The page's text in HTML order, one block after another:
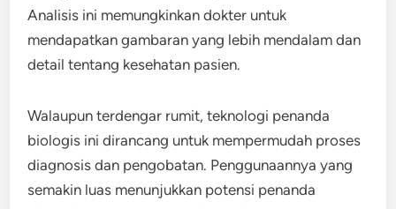
Analisis ini memungkinkan dokter untuk
mendapatkan gambaran yang lebih mendalam dan
detail tentang kesehatan pasien.
Walaupun terdengar rumit, teknologi penanda
biologis ini dirancang untuk mempermudah proses
diagnosis dan pengobatan. Penggunaannya yang
semakin luas menunjukkan potensi penanda